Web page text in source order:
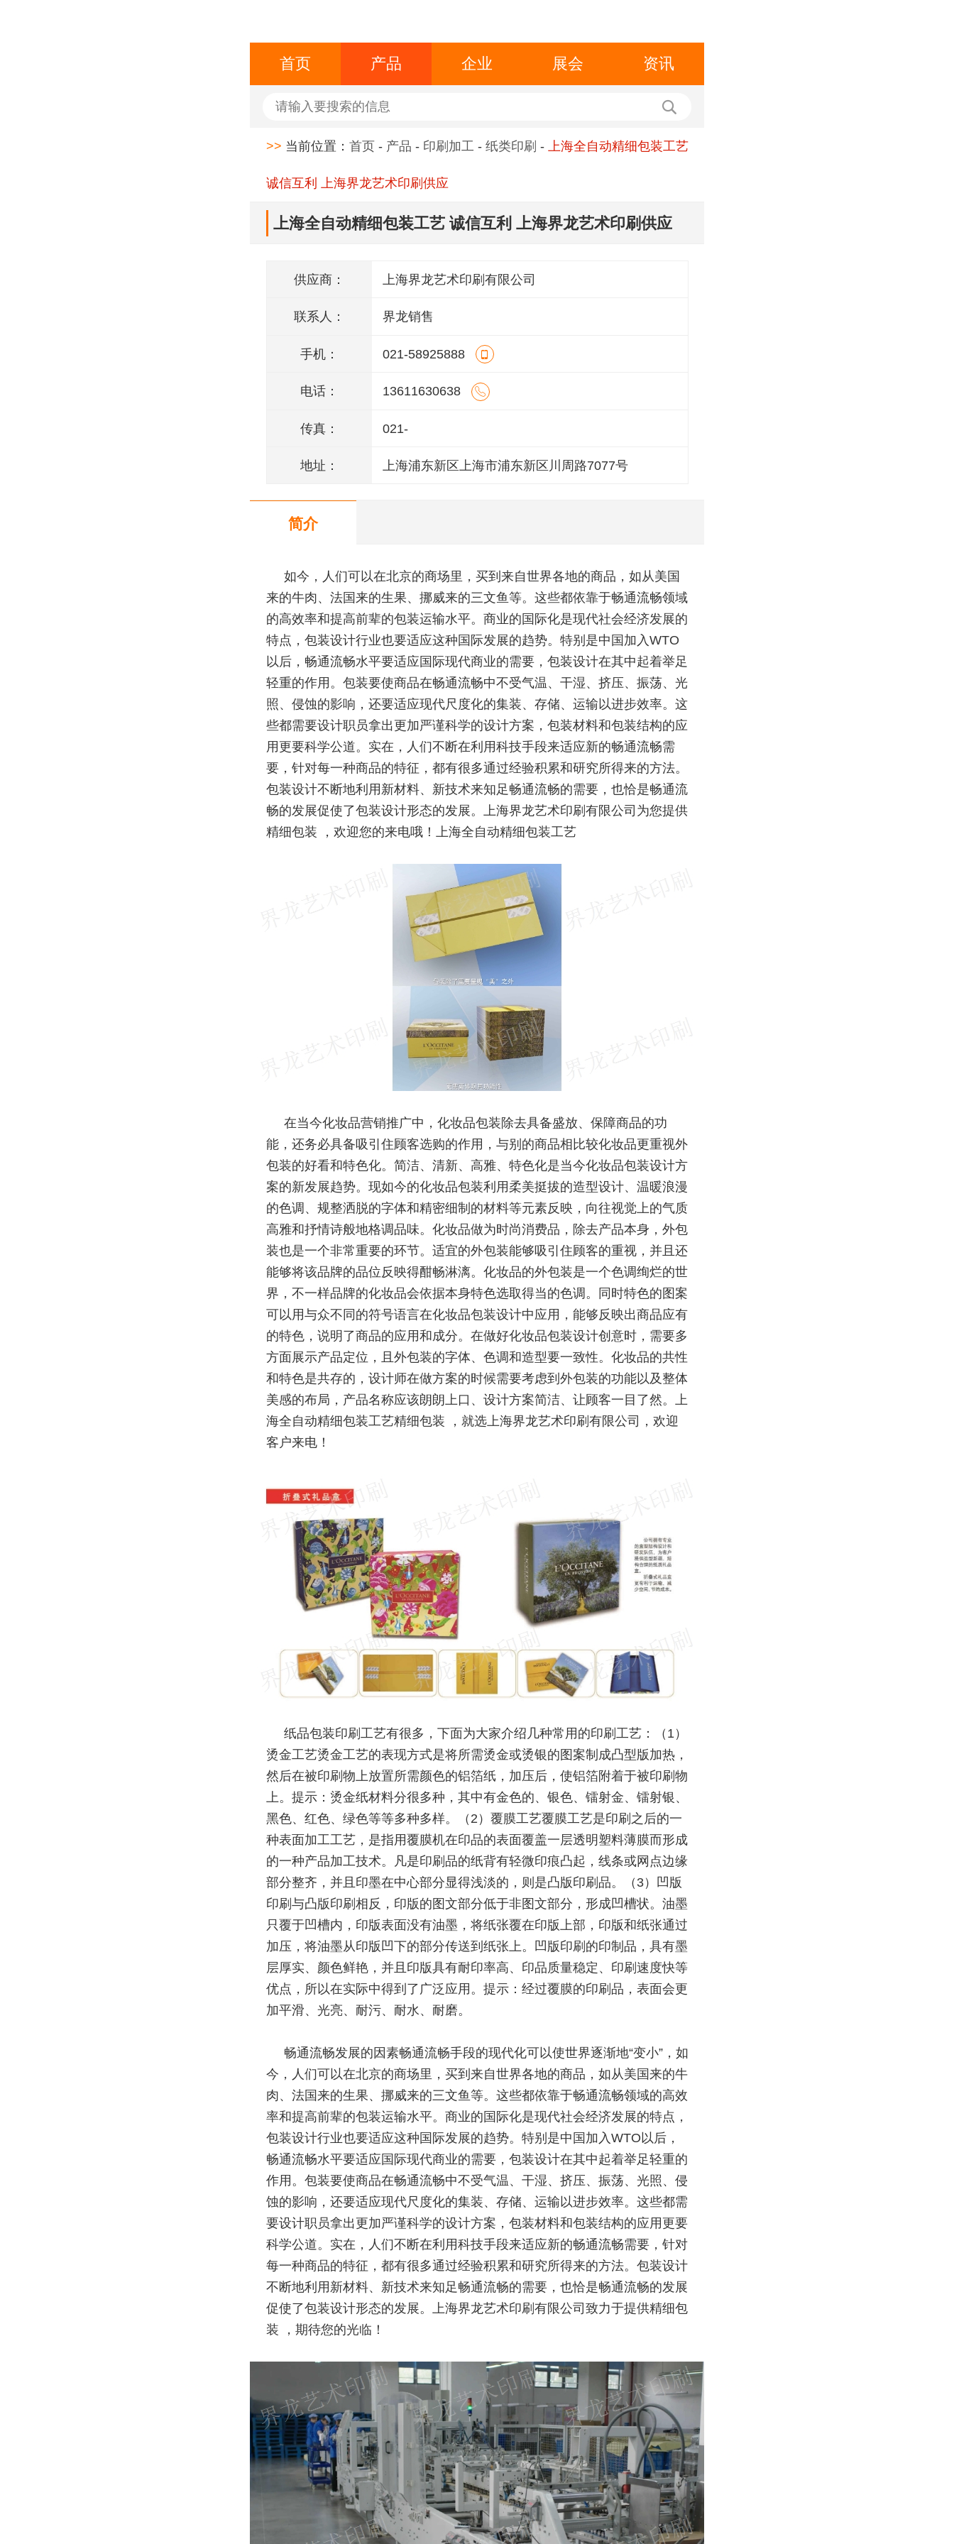
首页 产品 企业 展会 资讯
>> 当前位置： 首页 - 产品 - 印刷加工 - 纸类印刷 - 上海全自动精细包装工艺
诚信互利 上海界龙艺术印刷供应
上海全自动精细包装工艺 诚信互利 上海界龙艺术印刷供应
供应商： 上海界龙艺术印刷有限公司
联系人： 界龙销售
手机： 021-58925888
电话： 13611630638
传真： 021-
地址： 上海浦东新区上海市浦东新区川周路7077号
简介
如今，人们可以在北京的商场里，买到来自世界各地的商品，如从美国
来的牛肉、法国来的生果、挪威来的三文鱼等。这些都依靠于畅通流畅领域
的高效率和提高前辈的包装运输水平。商业的国际化是现代社会经济发展的
特点，包装设计行业也要适应这种国际发展的趋势。特别是中国加入WTO
以后，畅通流畅水平要适应国际现代商业的需要，包装设计在其中起着举足
轻重的作用。包装要使商品在畅通流畅中不受气温、干湿、挤压、振荡、光
照、侵蚀的影响，还要适应现代尺度化的集装、存储、运输以进步效率。这
些都需要设计职员拿出更加严谨科学的设计方案，包装材料和包装结构的应
用更要科学公道。实在，人们不断在利用科技手段来适应新的畅通流畅需
要，针对每一种商品的特征，都有很多通过经验积累和研究所得来的方法。
包装设计不断地利用新材料、新技术来知足畅通流畅的需要，也恰是畅通流
畅的发展促使了包装设计形态的发展。上海界龙艺术印刷有限公司为您提供
精细包装 ，欢迎您的来电哦！上海全自动精细包装工艺
在当今化妆品营销推广中，化妆品包装除去具备盛放、保障商品的功
能，还务必具备吸引住顾客选购的作用，与别的商品相比较化妆品更重视外
包装的好看和特色化。简洁、清新、高雅、特色化是当今化妆品包装设计方
案的新发展趋势。现如今的化妆品包装利用柔美挺拔的造型设计、温暖浪漫
的色调、规整洒脱的字体和精密细制的材料等元素反映，向往视觉上的气质
高雅和抒情诗般地格调品味。化妆品做为时尚消费品，除去产品本身，外包
装也是一个非常重要的环节。适宜的外包装能够吸引住顾客的重视，并且还
能够将该品牌的品位反映得酣畅淋漓。化妆品的外包装是一个色调绚烂的世
界，不一样品牌的化妆品会依据本身特色选取得当的色调。同时特色的图案
可以用与众不同的符号语言在化妆品包装设计中应用，能够反映出商品应有
的特色，说明了商品的应用和成分。在做好化妆品包装设计创意时，需要多
方面展示产品定位，且外包装的字体、色调和造型要一致性。化妆品的共性
和特色是共存的，设计师在做方案的时候需要考虑到外包装的功能以及整体
美感的布局，产品名称应该朗朗上口、设计方案简洁、让顾客一目了然。上
海全自动精细包装工艺精细包装 ，就选上海界龙艺术印刷有限公司，欢迎
客户来电！
纸品包装印刷工艺有很多，下面为大家介绍几种常用的印刷工艺：（1）
烫金工艺烫金工艺的表现方式是将所需烫金或烫银的图案制成凸型版加热，
然后在被印刷物上放置所需颜色的铝箔纸，加压后，使铝箔附着于被印刷物
上。提示：烫金纸材料分很多种，其中有金色的、银色、镭射金、镭射银、
黑色、红色、绿色等等多种多样。（2）覆膜工艺覆膜工艺是印刷之后的一
种表面加工工艺，是指用覆膜机在印品的表面覆盖一层透明塑料薄膜而形成
的一种产品加工技术。凡是印刷品的纸背有轻微印痕凸起，线条或网点边缘
部分整齐，并且印墨在中心部分显得浅淡的，则是凸版印刷品。（3）凹版
印刷与凸版印刷相反，印版的图文部分低于非图文部分，形成凹槽状。油墨
只覆于凹槽内，印版表面没有油墨，将纸张覆在印版上部，印版和纸张通过
加压，将油墨从印版凹下的部分传送到纸张上。凹版印刷的印制品，具有墨
层厚实、颜色鲜艳，并且印版具有耐印率高、印品质量稳定、印刷速度快等
优点，所以在实际中得到了广泛应用。提示：经过覆膜的印刷品，表面会更
加平滑、光亮、耐污、耐水、耐磨。
畅通流畅发展的因素畅通流畅手段的现代化可以使世界逐渐地“变小”，如
今，人们可以在北京的商场里，买到来自世界各地的商品，如从美国来的牛
肉、法国来的生果、挪威来的三文鱼等。这些都依靠于畅通流畅领域的高效
率和提高前辈的包装运输水平。商业的国际化是现代社会经济发展的特点，
包装设计行业也要适应这种国际发展的趋势。特别是中国加入WTO以后，
畅通流畅水平要适应国际现代商业的需要，包装设计在其中起着举足轻重的
作用。包装要使商品在畅通流畅中不受气温、干湿、挤压、振荡、光照、侵
蚀的影响，还要适应现代尺度化的集装、存储、运输以进步效率。这些都需
要设计职员拿出更加严谨科学的设计方案，包装材料和包装结构的应用更要
科学公道。实在，人们不断在利用科技手段来适应新的畅通流畅需要，针对
每一种商品的特征，都有很多通过经验积累和研究所得来的方法。包装设计
不断地利用新材料、新技术来知足畅通流畅的需要，也恰是畅通流畅的发展
促使了包装设计形态的发展。上海界龙艺术印刷有限公司致力于提供精细包
装 ，期待您的光临！